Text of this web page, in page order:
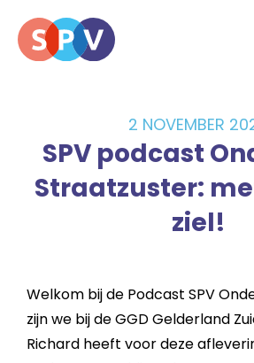
2 NOVEMBER
SPV podcast
Straatzuster:
ziel!
Welkom bij de Podcast SPV
zijn we bij de GGD Gelderland
Richard heeft voor deze